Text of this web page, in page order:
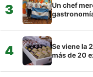
3
Un chef
4
Se viene la
más de 20